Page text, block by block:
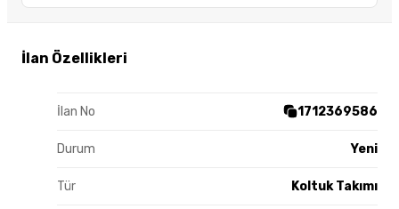
İlan Özellikleri
İlan No 1712369586
Durum Yeni
Tür Koltuk Takımı